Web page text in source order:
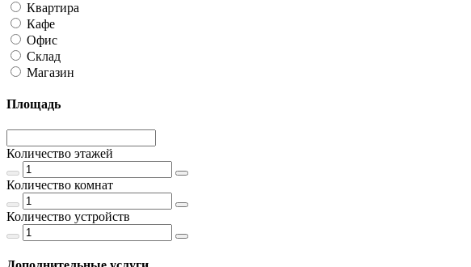
Квартира
Кафе
Офис
Склад
Магазин
Площадь
Количество этажей
Количество комнат
Количество устройств